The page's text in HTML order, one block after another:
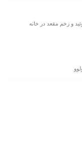
و زخم مقعد در خانه